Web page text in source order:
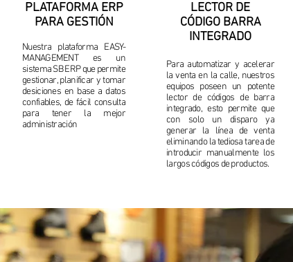
PLATAFORMA ERP
PARA GESTIÓN
Nuestra plataforma EASY-
MANAGEMENT es un
sistema SB ERP que permite
gestionar, planificar y tomar
desiciones en base a datos
confiables, de fácil consulta
para tener la mejor
administración
LECTOR DE
CÓDIGO BARRA
INTEGRADO
Para automatizar y acelerar
la venta en la calle, nuestros
equipos poseen un potente
lector de códigos de barra
integrado, esto permite que
con solo un disparo ya
generar la línea de venta
eliminando la tediosa tarea de
introducir manualmente los
largos códigos de productos.